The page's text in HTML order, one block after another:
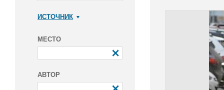
ИСТОЧНИК
МЕСТО
АВТОР